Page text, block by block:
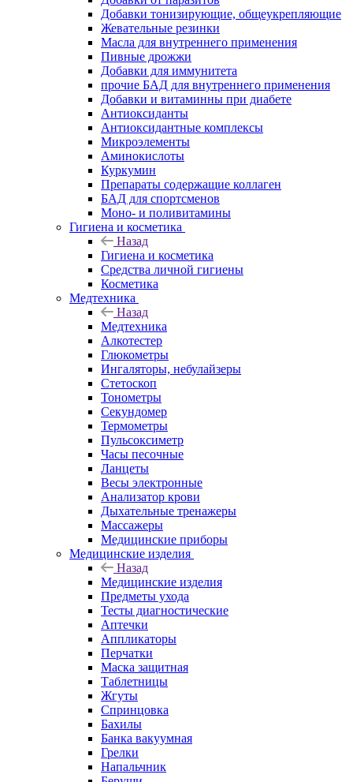
Добавки тонизирующие, общеукрепляющие
Жевательные резинки
Масла для внутреннего применения
Пивные дрожжи
Добавки для иммунитета
прочие БАД для внутреннего применения
Добавки и витаминны при диабете
Антиоксиданты
Антиоксидантные комплексы
Микроэлементы
Аминокислоты
Куркумин
Препараты содержащие коллаген
БАД для спортсменов
Моно- и поливитамины
Гигиена и косметика
Назад
Гигиена и косметика
Средства личной гигиены
Косметика
Медтехника
Назад
Медтехника
Алкотестер
Глюкометры
Ингаляторы, небулайзеры
Стетоскоп
Тонометры
Секундомер
Термометры
Пульсоксиметр
Часы песочные
Ланцеты
Весы электронные
Анализатор крови
Дыхательные тренажеры
Массажеры
Медицинские приборы
Медицинские изделия
Назад
Медицинские изделия
Предметы ухода
Тесты диагностические
Аптечки
Аппликаторы
Перчатки
Маска защитная
Таблетницы
Жгуты
Спринцовка
Бахилы
Банка вакуумная
Грелки
Напальчник